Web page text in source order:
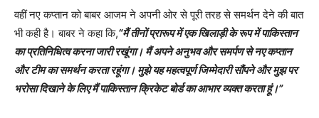
वहीं नए कप्तान को बाबर आजम ने अपनी ओर से पूरी तरह से समर्थन देने की बात
भी कही है। बाबर ने कहा कि,“मैं तीनों प्रारूप में एक खिलाड़ी के रूप में पाकिस्तान
का प्रतिनिधित्व करना जारी रखूंगा। मैं अपने अनुभव और समर्पण से नए कप्तान
और टीम का समर्थन करता रहूंगा। मुझे यह महत्वपूर्ण जिम्मेदारी सौंपने और मुझ पर
भरोसा दिखाने के लिए मैं पाकिस्तान क्रिकेट बोर्ड का आभार व्यक्त करता हूं।”